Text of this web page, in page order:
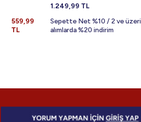
559,99
TL
1.249,99 TL
Sepette Net %10 / 2 ve üzeri
alımlarda %20 indirim